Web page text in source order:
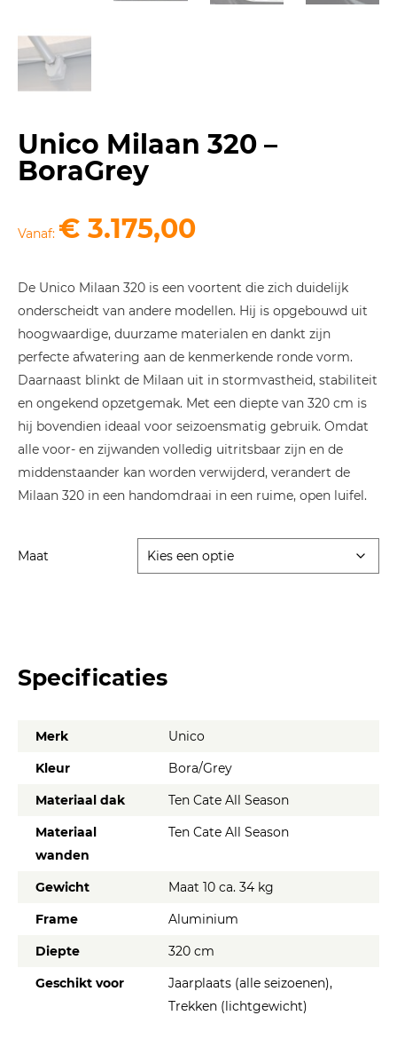
Unico Milaan 320 –
BoraGrey
Vanaf: € 3.175,00
De Unico Milaan 320 is een voortent die zich duidelijk
onderscheidt van andere modellen. Hij is opgebouwd uit
hoogwaardige, duurzame materialen en dankt zijn
perfecte afwatering aan de kenmerkende ronde vorm.
Daarnaast blinkt de Milaan uit in stormvastheid, stabiliteit
en ongekend opzetgemak. Met een diepte van 320 cm is
hij bovendien ideaal voor seizoensmatig gebruik. Omdat
alle voor- en zijwanden volledig uitritsbaar zijn en de
middenstaander kan worden verwijderd, verandert de
Milaan 320 in een handomdraai in een ruime, open luifel.
Maat
Specificaties
Merk
Unico
Kleur
Bora/Grey
Materiaal dak
Ten Cate All Season
Materiaal
wanden
Ten Cate All Season
Gewicht
Maat 10 ca. 34 kg
Frame
Aluminium
Diepte
320 cm
Geschikt voor
Jaarplaats (alle seizoenen),
Trekken (lichtgewicht)